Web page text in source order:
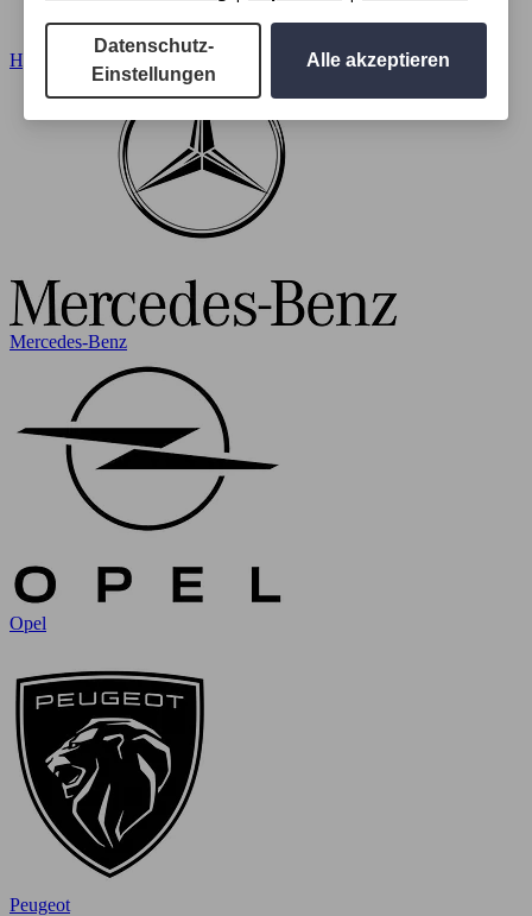
Hyundai
Mercedes-Benz
Opel
Peugeot
Datenschutz-
Einstellungen
Alle akzeptieren